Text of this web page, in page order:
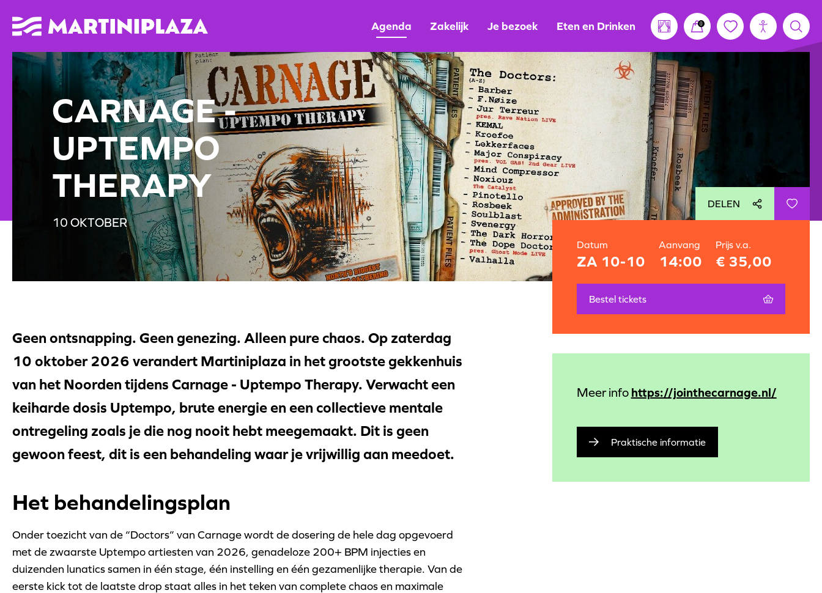
Agenda Zakelijk Je bezoek Eten en Drinken 0
CARNAGE -
UPTEMPO
THERAPY
10 OKTOBER
Geen ontsnapping. Geen genezing. Alleen pure chaos. Op zaterdag
10 oktober 2026 verandert Martiniplaza in het grootste gekkenhuis
van het Noorden tijdens Carnage - Uptempo Therapy. Verwacht een
keiharde dosis Uptempo, brute energie en een collectieve mentale
ontregeling zoals je die nog nooit hebt meegemaakt. Dit is geen
gewoon feest, dit is een behandeling waar je vrijwillig aan meedoet.
Het behandelingsplan
Onder toezicht van de “Doctors” van Carnage wordt de dosering de hele dag opgevoerd
met de zwaarste Uptempo artiesten van 2026, genadeloze 200+ BPM injecties en
duizenden lunatics samen in één stage, één instelling en één gezamenlijke therapie. Van de
eerste kick tot de laatste drop staat alles in het teken van complete chaos en maximale
DELEN
Datum
ZA 10-10
Aanvang
14:00
Prijs v.a.
€ 35,00
Bestel tickets
Meer info https://jointhecarnage.nl/
Praktische informatie